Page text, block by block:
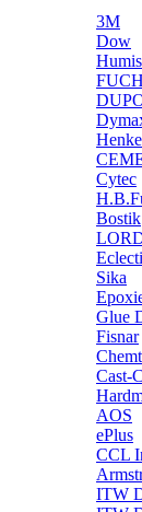
3M
Dow
Cytec
Bostik
Sika
Glue
Fisnar
Cast-
AOS
ePlus
CCL
ITW